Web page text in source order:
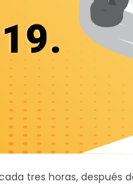
tres horas, después